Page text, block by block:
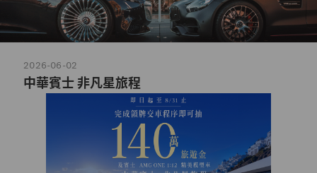
2026-06-02
中華賓士 非凡星旅程